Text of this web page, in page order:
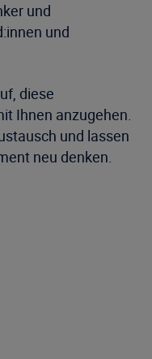
und
und
diese
Ihnen anzugehen.
und lassen
neu denken.